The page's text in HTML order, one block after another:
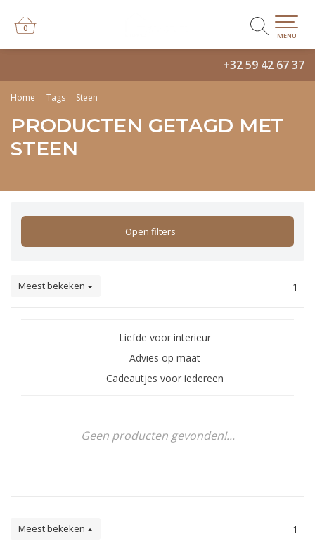
+32 59 42 67 37
0
0
MENU
Home Tags Steen
PRODUCTEN GETAGD MET
STEEN
Open filters
Meest bekeken 1
Liefde voor interieur
Advies op maat
Cadeautjes voor iedereen
Geen producten gevonden!...
Meest bekeken 1